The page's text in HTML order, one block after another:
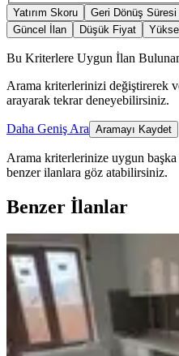
Yatırım Skoru Geri Dönüş Süresi
Güncel İlan
Düşük Fiyat
Bu Kriterlere Uygun İlan
Arama kriterlerinizi değiştirerek
arayarak tekrar deneyebilirsiniz.
Daha Geniş Ara Aramayı Kaydet
Arama kriterlerinize uygun başka
benzer ilanlara göz atabilirsiniz.
Benzer İlanlar
KOMBİLİ
2+1·101 m²·